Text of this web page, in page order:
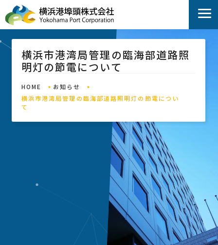
横浜市港湾局管理の臨海部道路照
明灯の節電について
HOME
お知らせ
横浜市港湾局管理の臨海部道路照明灯の節電につい
て